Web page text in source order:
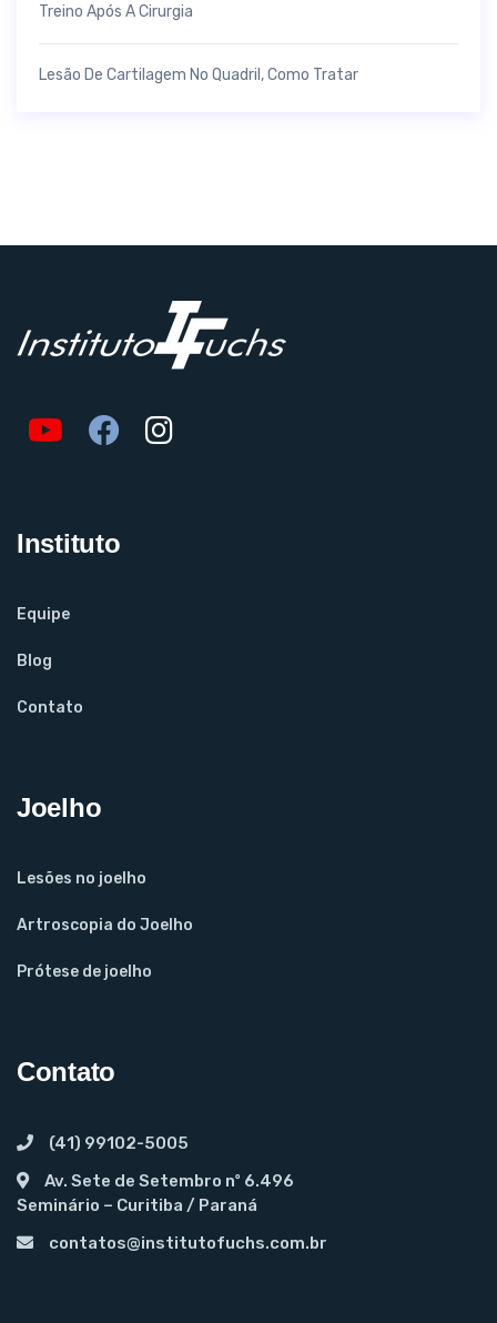
Treino Após A Cirurgia
Lesão De Cartilagem No Quadril, Como Tratar
Instituto
Equipe
Blog
Contato
Joelho
Lesões no joelho
Artroscopia do Joelho
Prótese de joelho
Contato
(41) 99102-5005
Av. Sete de Setembro nº 6.496
Seminário – Curitiba / Paraná
contatos@institutofuchs.com.br